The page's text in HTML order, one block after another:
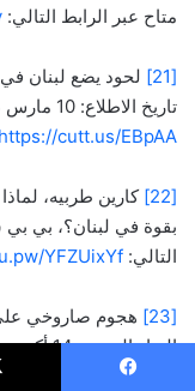
متاح عبر الرابط التالي:
[21]
تاريخ الاطلاع: 10 مارس 2023، 10:20، متاح عبر الرابط التالي:
https://cutt.us/EBpAA
[22]
كارين طربيه،
التالي: YFZUixYf
[23]
النهار العربي، 14 أكتوبر 2024، متاح عبر الرابط التالي:
2u.pw/e8VtftKn